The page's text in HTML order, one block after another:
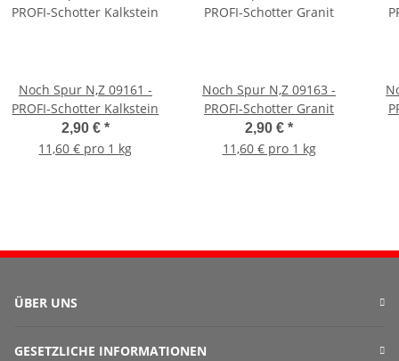
Noch Spur N,Z 09161 -
PROFI-Schotter Kalkstein
2,90 € *
11,60 € pro 1 kg
Noch Spur N,Z 09163 -
PROFI-Schotter Granit
2,90 €*
11,60 € pro 1 kg
ÜBER UNS
GESETZLICHE INFORMATIONEN